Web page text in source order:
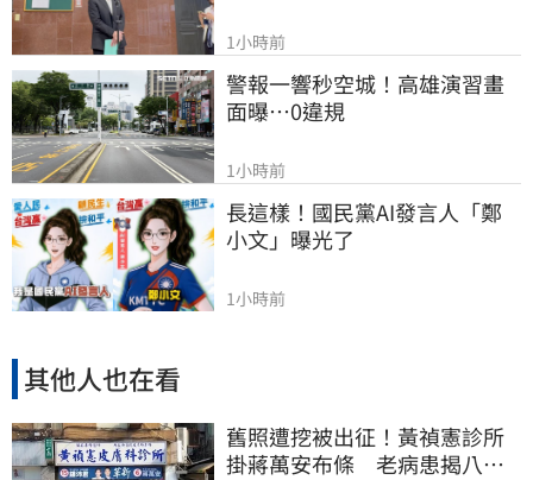
1小時前
警報一響秒空城！高雄演習畫
面曝…0違規
1小時前
長這樣！國民黨AI發言人「鄭
小文」曝光了
1小時前
其他人也在看
舊照遭挖被出征！黃禎憲診所
掛蔣萬安布條 老病患揭八仙